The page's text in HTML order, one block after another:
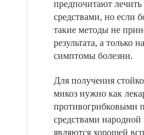
предпочитают
средствами, но если
такие методы не
результата, а только
симптомы болезни.
Для получения
микоз нужно как
противогрибковыми
средствами
являются хорошей